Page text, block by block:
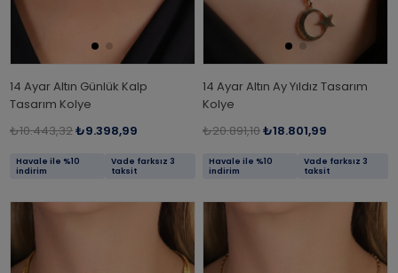
14 Ayar Altın Günlük Kalp
Tasarım Kolye
₺10.443,32₺9.398,99
Havale ile %10
indirim
Vade farksız 3
taksit
14 Ayar Altın Ay Yıldız Tasarım
Kolye
₺20.891,10₺18.801,99
Havale ile %10
indirim
Vade farksız 3
taksit